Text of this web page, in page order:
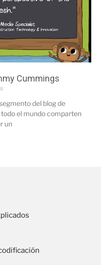
Cummings
del blog de
el mundo comparten
un